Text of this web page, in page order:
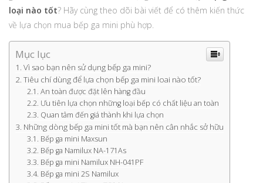
loại nào tốt? Hãy cùng theo dõi bài viết để có thêm kiến thức
về lựa chọn mua bếp ga mini phù hợp.
Mục lục
Vì sao bạn nên sử dụng bếp ga mini?
Tiêu chí dùng để lựa chọn bếp ga mini loai nào tốt?
An toàn được đặt lên hàng đầu
Ưu tiên lựa chọn những loại bếp có chất liệu an toàn
Quan tâm đến giá thành khi lựa chọn
Những dòng bếp ga mini tốt mà bạn nên cân nhắc sở hữu
Bếp ga mini Maxsun
Bếp ga Namilux NA-171As
Bếp ga mini Namilux NH-041PF
Bếp ga mini 2S Namilux